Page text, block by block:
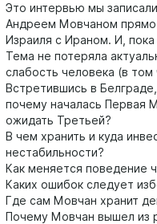
Это интервью мы
Андреем Мовчаном прямо
Израиля с Ираном. И,
Тема не потеряла
слабость человека (в
Встретившись в
почему началась Первая
ожидать Третьей?
В чем хранить и куда
нестабильности?
Как меняется поведение
Каких ошибок следует
Где сам Мовчан хранит
Почему Мовчан вышел из